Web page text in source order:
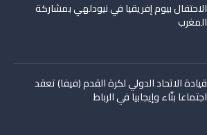
الاحتفال بيوم إفريقيا في نيودلهي بمشاركة
المغرب
قيادة الاتحاد الدولي لكرة القدم (فيفا) تعقد
اجتماعا بنّاء وإيجابيا في الرباط